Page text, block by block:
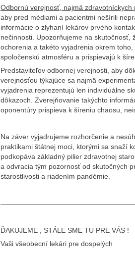
Odbornú verejnosť, najmä
aby pred médiami a pacientmi nešírili
informácie o zlyhaní lekárov prvého
nečinnosti. Upozorňujeme na skutočnosť,
ochorenia a takéto vyjadrenia okrem
spoločenskú atmosféru a prispievajú k
Predstaviteľov odbornej verejnosti, aby
verejnosťou týkajúce sa najmä
vyjadrenia reprezentujú len individuálne
dôkazoch. Zverejňovanie takýchto
oponentúry prispieva k šíreniu chaosu,
Na záver vyjadrujeme rozhorčenie a
praktikami štátnej moci, ktorými sa snaží
podkopáva základný pilier zdravotnej
a odvracia tým pozornosť od skutočných
starostlivosti a riadením pandémie.
ĎAKUJEME , STÁLE SME TU PRE VÁS !
Vaši všeobecní lekári pre dospelých